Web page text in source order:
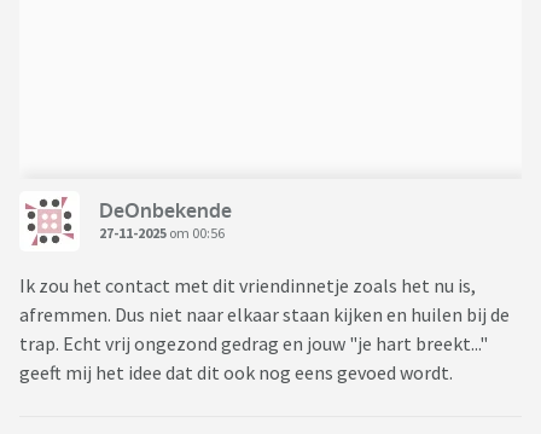
DeOnbekende
27-11-2025 om 00:56
Ik zou het contact met dit vriendinnetje zoals het nu is,
afremmen. Dus niet naar elkaar staan kijken en huilen bij de
trap. Echt vrij ongezond gedrag en jouw "je hart breekt..."
geeft mij het idee dat dit ook nog eens gevoed wordt.